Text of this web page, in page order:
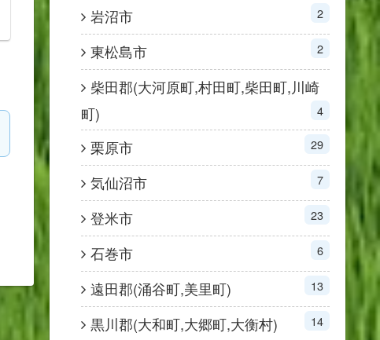
岩沼市 2
東松島市 2
柴田郡(大河原町,村田町,柴田町,川崎
町)
4
栗原市 29
気仙沼市 7
登米市 23
石巻市 6
遠田郡(涌谷町,美里町) 13
黒川郡(大和町,大郷町,大衡村) 14